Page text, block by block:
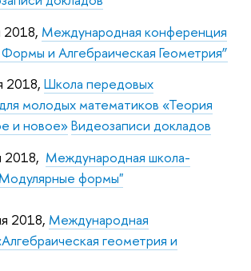
2018, Международная конференция
и Алгебраическая Геометрия”
2018, Школа передовых
молодых математиков «Теория
и новое»Видеозаписи докладов
2018, Международная школа-
формы"
2018, Международная
геометрия и